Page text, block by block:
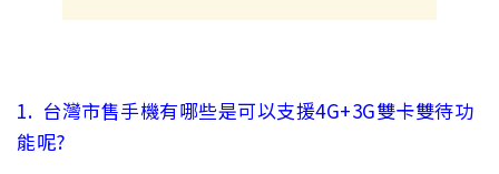
1. 台灣市售手機有哪些是可以支援4G+3G雙卡雙待功
能呢?